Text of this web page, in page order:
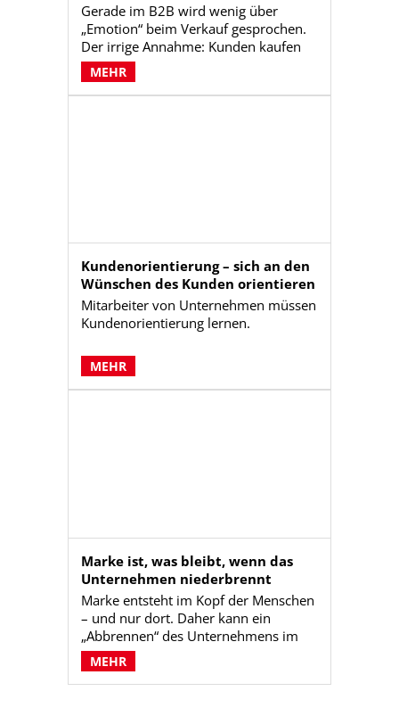
Gerade im B2B wird wenig über
„Emotion“ beim Verkauf gesprochen.
Der irrige Annahme: Kunden kaufen
Technik und wollten Zahlen, Daten
und Fakten kennen. Das trifft aber nur
auf die Minderheit der Käufer und
MEHR
Kundenorientierung – sich an den
Wünschen des Kunden orientieren
Mitarbeiter von Unternehmen müssen
Kundenorientierung lernen.
MEHR
Marke ist, was bleibt, wenn das
Unternehmen niederbrennt
Marke entsteht im Kopf der Menschen
– und nur dort. Daher kann ein
„Abbrennen“ des Unternehmens im
übertragenen Sinne einer Marke nichts
anhaben.
MEHR